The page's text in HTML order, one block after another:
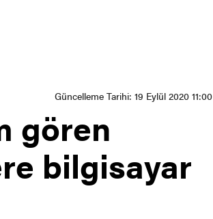
Güncelleme Tarihi: 19 Eylül 2020 11:00
gören
bilgisayar